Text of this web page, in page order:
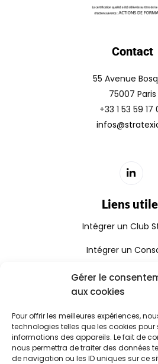
Gérer le
aux cookies
Pour offrir les meilleures expériences,
technologies telles que les cookies
informations des appareils. Le fait de
nous permettra de traiter des données
de navigation ou les ID uniques sur ce
Contact
55 Avenue
75007 Paris
+33 1 53 59 17
Liens
Intégrer un Club
Intégrer un
Rejoindre le Réseau
Gouvernance
Rapport
Consulter le